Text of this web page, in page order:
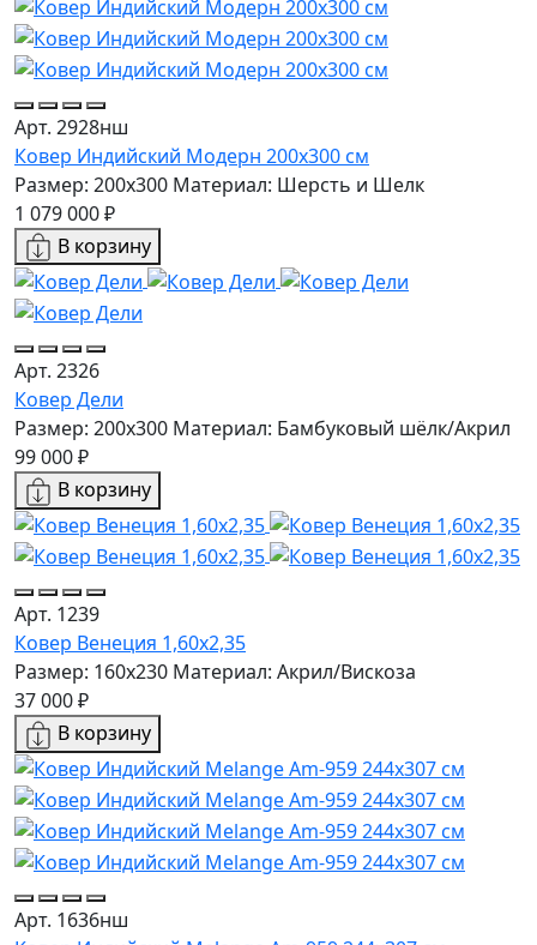
Арт. 2928нш
Ковер Индийский Модерн 200x300 см
Размер: 200x300 Материал: Шерсть и Шелк
1 079 000 ₽
В корзину
Арт. 2326
Ковер Дели
Размер: 200x300 Материал: Бамбуковый шёлк/Акрил
99 000 ₽
В корзину
Арт. 1239
Ковер Венеция 1,60х2,35
Размер: 160х230 Материал: Акрил/Вискоза
37 000 ₽
В корзину
Арт. 1636нш